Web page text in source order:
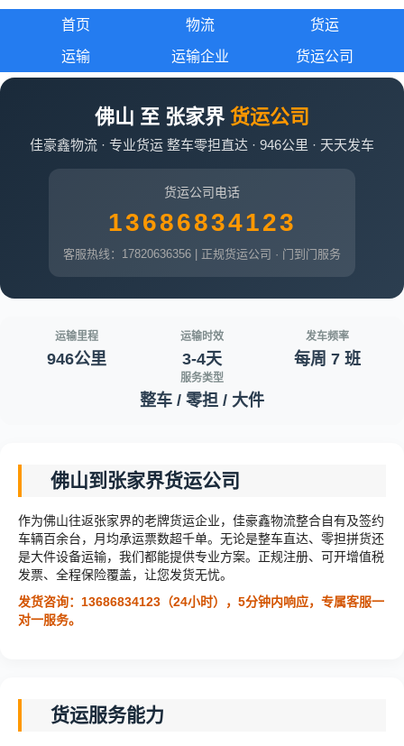
首页 物流 货运
运输 运输企业 货运公司
佛山 至 张家界 货运公司
佳豪鑫物流 · 专业货运 整车零担直达 · 946公里 · 天天发车
货运公司电话
13686834123
客服热线：17820636356 | 正规货运公司 · 门到门服务
运输里程
946公里
运输时效
3-4天
发车频率
每周 7 班
服务类型
整车 / 零担 / 大件
佛山到张家界货运公司
作为佛山往返张家界的老牌货运企业，佳豪鑫物流整合自有及签约
车辆百余台，月均承运票数超千单。无论是整车直达、零担拼货还
是大件设备运输，我们都能提供专业方案。正规注册、可开增值税
发票、全程保险覆盖，让您发货无忧。
发货咨询：13686834123（24小时），5分钟内响应，专属客服一
对一服务。
货运服务能力